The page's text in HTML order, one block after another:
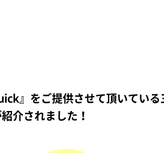
』をご提供させて頂いている
介されました！